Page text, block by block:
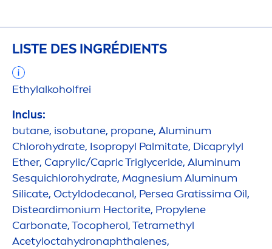
LISTE DES INGRÉDIENTS
Ethylalkoholfrei
Inclus:
butane, isobutane, propane, Aluminum
Chlorohydrate, Isopropyl Palmitate, Dicaprylyl
Ether, Caprylic/Capric Triglyceride, Aluminum
Sesquichlorohydrate, Magnesium Aluminum
Silicate, Octyldodecanol, Persea Gratissima Oil,
Disteardimonium Hectorite, Propylene
Carbonate, Tocopherol, Tetramethyl
Acetyloctahydronaphthalenes,